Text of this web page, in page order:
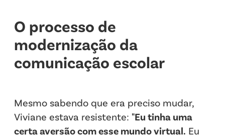
O processo de
modernização da
comunicação escolar
Mesmo sabendo que era preciso mudar,
Viviane estava resistente: "Eu tinha uma
certa aversão com esse mundo virtual. Eu